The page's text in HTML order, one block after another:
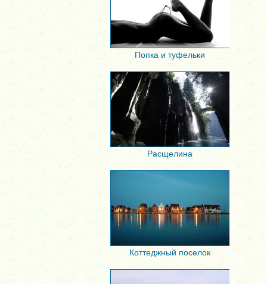
Попка и туфельки
Расщелина
Коттеджный поселок